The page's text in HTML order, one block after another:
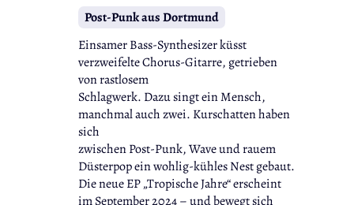
Post-Punk aus Dortmund
Einsamer Bass-Synthesizer küsst
verzweifelte Chorus-Gitarre, getrieben
von rastlosem
Schlagwerk. Dazu singt ein Mensch,
manchmal auch zwei. Kurschatten haben
sich
zwischen Post-Punk, Wave und rauem
Düsterpop ein wohlig-kühles Nest gebaut.
Die neue EP „Tropische Jahre“ erscheint
im September 2024 – und bewegt sich